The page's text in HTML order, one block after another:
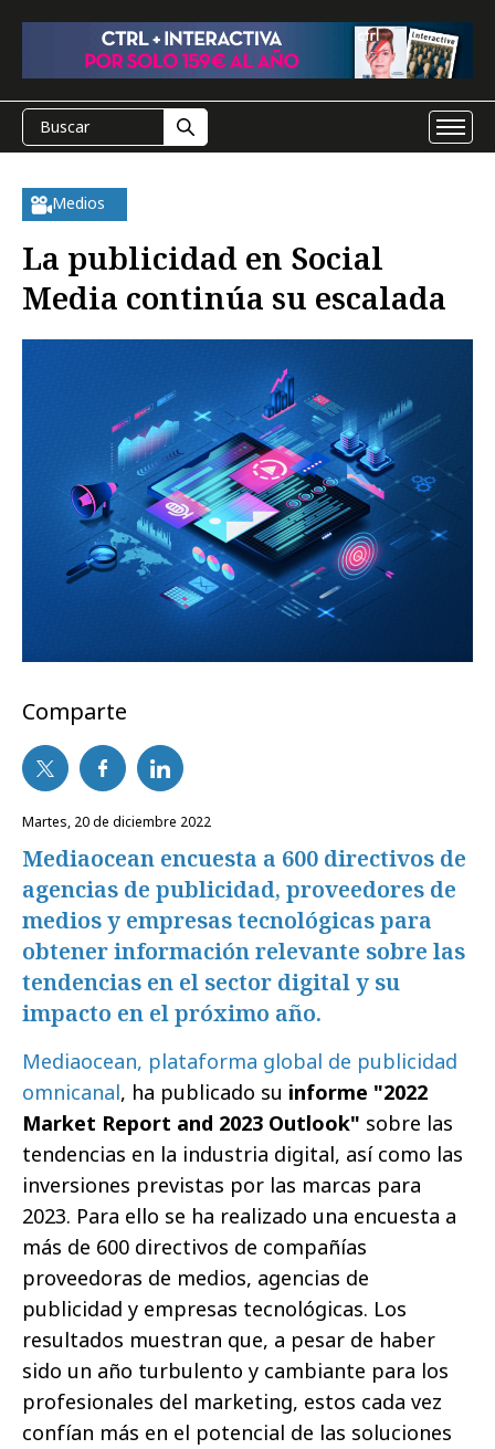
Medios
La publicidad en Social
Media continúa su escalada
Comparte
martes, 20 de diciembre 2022
Mediaocean encuesta a 600 directivos de
agencias de publicidad, proveedores de
medios y empresas tecnológicas para
obtener información relevante sobre las
tendencias en el sector digital y su
impacto en el próximo año.
Mediaocean, plataforma global de publicidad
omnicanal, ha publicado su informe "2022
Market Report and 2023 Outlook" sobre las
tendencias en la industria digital, así como las
inversiones previstas por las marcas para
2023. Para ello se ha realizado una encuesta a
más de 600 directivos de compañías
proveedoras de medios, agencias de
publicidad y empresas tecnológicas. Los
resultados muestran que, a pesar de haber
sido un año turbulento y cambiante para los
profesionales del marketing, estos cada vez
confían más en el potencial de las soluciones